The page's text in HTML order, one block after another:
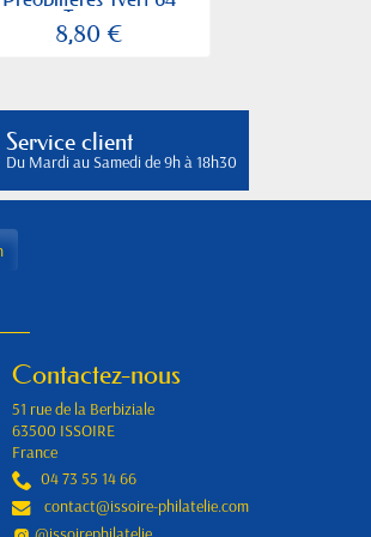
Type...
8,80 €
Service client
Du Mardi au Samedi de 9h à 18h30
Contactez-nous
51 rue de la Berbiziale
63500 ISSOIRE
France
04 73 55 14 66
contact@issoire-philatelie.com